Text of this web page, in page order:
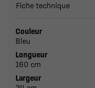
Fiche technique
Couleur
Bleu
Longueur
160 cm
Largeur